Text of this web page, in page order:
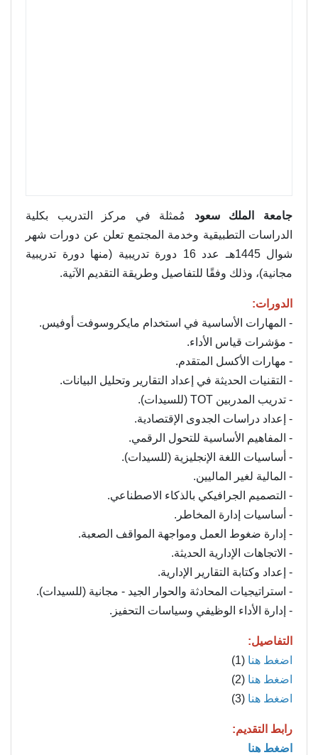
جامعة الملك سعود مُمثلة في مركز التدريب بكلية
الدراسات التطبيقية وخدمة المجتمع تعلن عن دورات شهر
شوال 1445هـ عدد 16 دورة تدريبية (منها دورة تدريبية
مجانية)، وذلك وفقًا للتفاصيل وطريقة التقديم الآتية.
الدورات:
- المهارات الأساسية في استخدام مايكروسوفت أوفيس.
- مؤشرات قياس الأداء.
- مهارات الأكسل المتقدم.
- التقنيات الحديثة في إعداد التقارير وتحليل البيانات.
- تدريب المدربين TOT (للسيدات).
- إعداد دراسات الجدوى الإقتصادية.
- المفاهيم الأساسية للتحول الرقمي.
- أساسيات اللغة الإنجليزية (للسيدات).
- المالية لغير الماليين.
- التصميم الجرافيكي بالذكاء الاصطناعي.
- أساسيات إدارة المخاطر.
- إدارة ضغوط العمل ومواجهة المواقف الصعبة.
- الاتجاهات الإدارية الحديثة.
- إعداد وكتابة التقارير الإدارية.
- استراتيجيات المحادثة والحوار الجيد - مجانية (للسيدات).
- إدارة الأداء الوظيفي وسياسات التحفيز.
التفاصيل:
اضغط هنا (1)
اضغط هنا (2)
اضغط هنا (3)
رابط التقديم:
اضغط هنا